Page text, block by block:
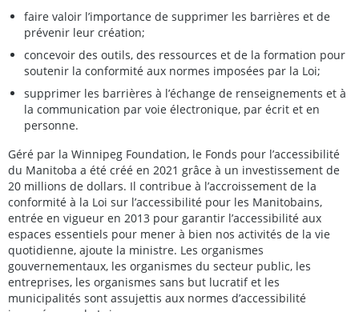
faire valoir l’importance de supprimer les barrières et de
prévenir leur création;
concevoir des outils, des ressources et de la formation pour
soutenir la conformité aux normes imposées par la Loi;
supprimer les barrières à l’échange de renseignements et à
la communication par voie électronique, par écrit et en
personne.
Géré par la Winnipeg Foundation, le Fonds pour l’accessibilité
du Manitoba a été créé en 2021 grâce à un investissement de
20 millions de dollars. Il contribue à l’accroissement de la
conformité à la Loi sur l’accessibilité pour les Manitobains,
entrée en vigueur en 2013 pour garantir l’accessibilité aux
espaces essentiels pour mener à bien nos activités de la vie
quotidienne, ajoute la ministre. Les organismes
gouvernementaux, les organismes du secteur public, les
entreprises, les organismes sans but lucratif et les
municipalités sont assujettis aux normes d’accessibilité